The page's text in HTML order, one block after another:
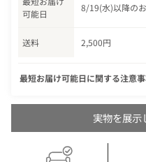
可能日
8/19(水)以降の
送料 2,500円
最短お届け可能日に関する注意
実物を展示